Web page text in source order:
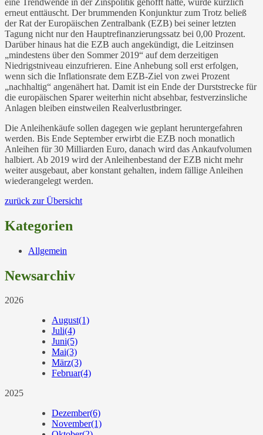
erneut enttäuscht. Der brummenden Konjunktur zum Trotz beließ
der Rat der Europäischen Zentralbank (EZB) bei seiner letzten
Tagung nicht nur den Hauptrefinanzierungssatz bei 0,00 Prozent.
Darüber hinaus hat die EZB auch angekündigt, die Leitzinsen
„mindestens über den Sommer 2019“ auf dem derzeitigen
Niedrigstniveau einzufrieren. Eine Anhebung soll erst erfolgen,
wenn sich die Inflationsrate dem EZB-Ziel von zwei Prozent
„nachhaltig“ angenähert hat. Damit ist ein Ende der Durststrecke für
die europäischen Sparer weiterhin nicht absehbar, festverzinsliche
Anlagen bleiben einstweilen Realverlustbringer.
Die Anleihenkäufe sollen dagegen wie geplant heruntergefahren
werden. Bis Ende September erwirbt die EZB noch monatlich
Anleihen für 30 Milliarden Euro, danach wird das Ankaufvolumen
halbiert. Ab 2019 wird der Anleihenbestand der EZB nicht mehr
weiter ausgebaut, aber konstant gehalten, indem fällige Anleihen
wiederangelegt werden.
zurück zur Übersicht
Kategorien
Allgemein
Newsarchiv
2026
August(1)
Juli(4)
Juni(5)
Mai(3)
März(3)
Februar(4)
2025
Dezember(6)
November(1)